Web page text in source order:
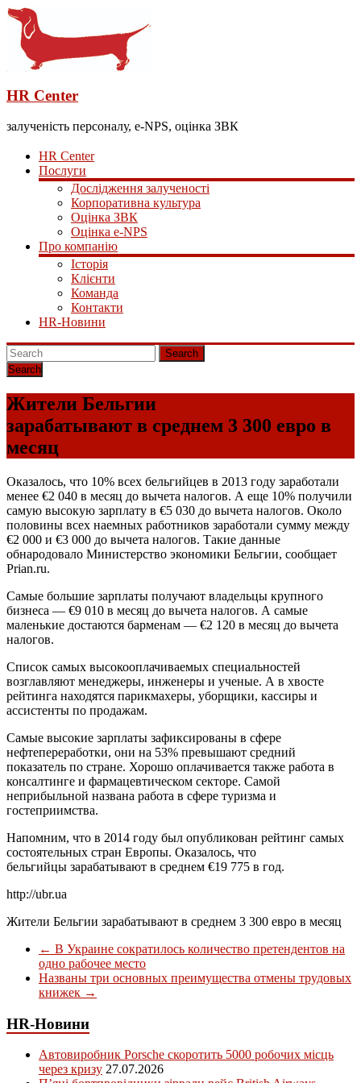
HR Center
залученість персоналу, e-NPS, оцінка ЗВК
HR Center
Послуги
Дослідження залученості
Корпоративна культура
Оцінка ЗВК
Оцінка e-NPS
Про компанію
Історія
Клієнти
Команда
Контакти
HR-Новини
Search
Жители Бельгии
зарабатывают в среднем 3 300 евро в
месяц
Оказалось, что 10% всех бельгийцев в 2013 году заработали
менее €2 040 в месяц до вычета налогов. А еще 10% получили
самую высокую зарплату в €5 030 до вычета налогов. Около
половины всех наемных работников заработали сумму между
€2 000 и €3 000 до вычета налогов. Такие данные
обнародовало Министерство экономики Бельгии, сообщает
Prian.ru.
Самые большие зарплаты получают владельцы крупного
бизнеса — €9 010 в месяц до вычета налогов. А самые
маленькие достаются барменам — €2 120 в месяц до вычета
налогов.
Список самых высокооплачиваемых специальностей
возглавляют менеджеры, инженеры и ученые. А в хвосте
рейтинга находятся парикмахеры, уборщики, кассиры и
ассистенты по продажам.
Самые высокие зарплаты зафиксированы в сфере
нефтепереработки, они на 53% превышают средний
показатель по стране. Хорошо оплачивается также работа в
консалтинге и фармацевтическом секторе. Самой
неприбыльной названа работа в сфере туризма и
гостеприимства.
Напомним, что в 2014 году был опубликован рейтинг самых
состоятельных стран Европы. Оказалось, что
бельгийцы зарабатывают в среднем €19 775 в год.
http://ubr.ua
Жители Бельгии зарабатывают в среднем 3 300 евро в месяц
← В Украине сократилось количество претендентов на
одно рабочее место
Названы три основных преимущества отмены трудовых
книжек →
HR-Новини
Автовиробник Porsche скоротить 5000 робочих місць
через кризу 27.07.2026